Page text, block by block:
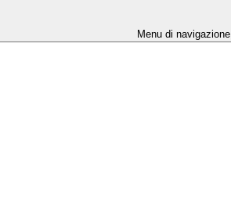
Menu di navigazione